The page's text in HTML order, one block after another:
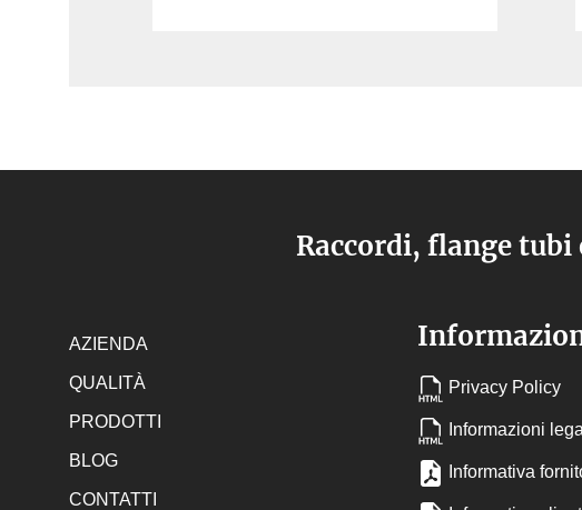
Raccordi, flange
AZIENDA
QUALITÀ
PRODOTTI
BLOG
CONTATTI
Privacy Policy
Informazioni
Informativa